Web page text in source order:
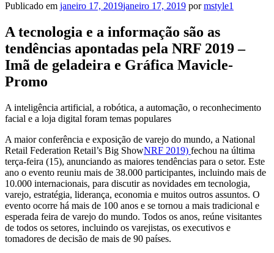
Publicado em janeiro 17, 2019janeiro 17, 2019 pormstyle1
A tecnologia e a informação são as
tendências apontadas pela NRF 2019 –
Imã de geladeira e Gráfica Mavicle-
Promo
A inteligência artificial, a robótica, a automação, o reconhecimento
facial e a loja digital foram temas populares
A maior conferência e exposição de varejo do mundo, a National
Retail Federation Retail’s Big ShowNRF 2019) fechou na última
terça-feira (15), anunciando as maiores tendências para o setor. Este
ano o evento reuniu mais de 38.000 participantes, incluindo mais de
10.000 internacionais, para discutir as novidades em tecnologia,
varejo, estratégia, liderança, economia e muitos outros assuntos. O
evento ocorre há mais de 100 anos e se tornou a mais tradicional e
esperada feira de varejo do mundo. Todos os anos, reúne visitantes
de todos os setores, incluindo os varejistas, os executivos e
tomadores de decisão de mais de 90 países.